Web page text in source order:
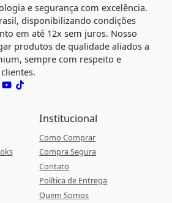
e segurança com excelência.
disponibilizando condições
em até 12x sem juros. Nosso
produtos de qualidade aliados a
sempre com respeito e
Institucional
Como Comprar
Compra Segura
Contato
Política de Entrega
Quem Somos